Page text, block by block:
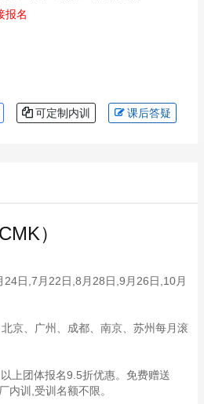
报名
可定制内训 课后答疑
）
日,7月22日,8月28日,9月26日,10月
京、广州、成都、南京、苏州每月滚
上团体报名9.5折优惠。免费赠送
内训,受训名额不限。